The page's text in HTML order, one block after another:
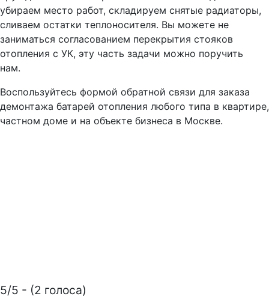
убираем место работ, складируем снятые радиаторы,
сливаем остатки теплоносителя. Вы можете не
заниматься согласованием перекрытия стояков
отопления с УК, эту часть задачи можно поручить
нам.
Воспользуйтесь формой обратной связи для заказа
демонтажа батарей отопления любого типа в квартире,
частном доме и на объекте бизнеса в Москве.
5/5 - (2 голоса)